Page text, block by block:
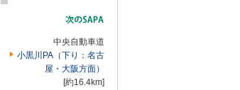
中央自動車道
小黒川PA（下り：名古
屋・大阪方面）
[約16.4km]